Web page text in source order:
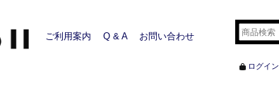
ご利用案内 Q & A お問い合わせ
ログイン